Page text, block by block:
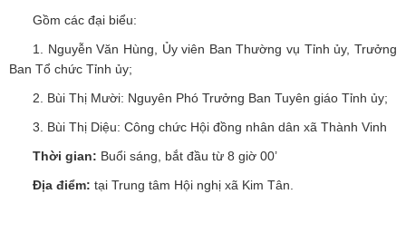
Gồm các đại biểu:
1. Nguyễn Văn Hùng, Ủy viên Ban Thường vụ Tỉnh ủy, Trưởng
Ban Tổ chức Tỉnh ủy;
2. Bùi Thị Mười: Nguyên Phó Trưởng Ban Tuyên giáo Tỉnh ủy;
3. Bùi Thị Diệu: Công chức Hội đồng nhân dân xã Thành Vinh
Thời gian: Buổi sáng, bắt đầu từ 8 giờ 00’
Địa điểm: tại Trung tâm Hội nghị xã Kim Tân.